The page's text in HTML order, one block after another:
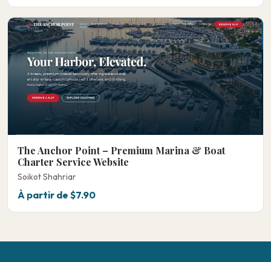
The Anchor Point – Premium Marina & Boat
Charter Service Website
Soikot Shahriar
À partir de $7.90